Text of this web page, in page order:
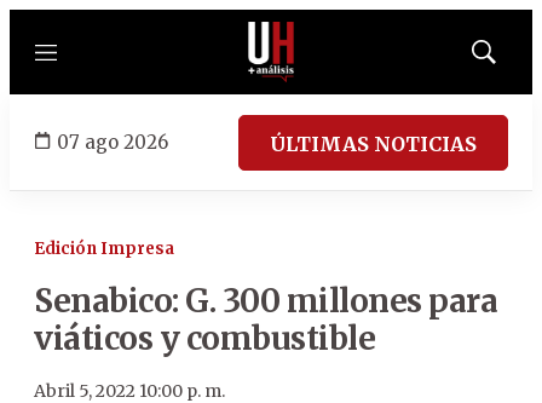
Menú
Mostrar
07 ago 2026 ÚLTIMAS NOTICIAS
Edición Impresa
Senabico: G. 300 millones para
viáticos y combustible
Abril 5, 2022 10:00 p. m.